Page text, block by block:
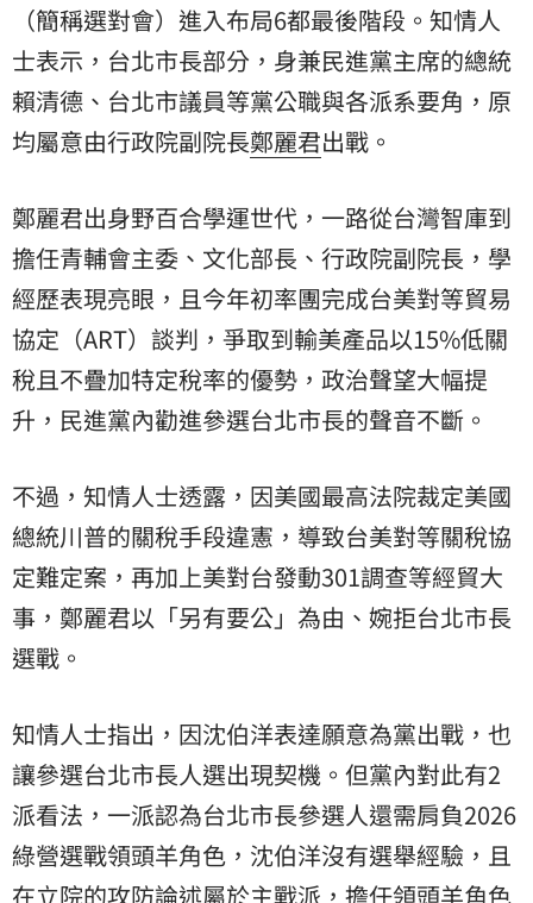
（簡稱選對會）進入布局6都最後階段。知情人
士表示，台北市長部分，身兼民進黨主席的總統
賴清德、台北市議員等黨公職與各派系要角，原
均屬意由行政院副院長鄭麗君出戰。
鄭麗君出身野百合學運世代，一路從台灣智庫到
擔任青輔會主委、文化部長、行政院副院長，學
經歷表現亮眼，且今年初率團完成台美對等貿易
協定（ART）談判，爭取到輸美產品以15%低關
稅且不疊加特定稅率的優勢，政治聲望大幅提
升，民進黨內勸進參選台北市長的聲音不斷。
不過，知情人士透露，因美國最高法院裁定美國
總統川普的關稅手段違憲，導致台美對等關稅協
定難定案，再加上美對台發動301調查等經貿大
事，鄭麗君以「另有要公」為由、婉拒台北市長
選戰。
知情人士指出，因沈伯洋表達願意為黨出戰，也
讓參選台北市長人選出現契機。但黨內對此有2
派看法，一派認為台北市長參選人還需肩負2026
綠營選戰領頭羊角色，沈伯洋沒有選舉經驗，且
在立院的攻防論述屬於主戰派，擔任領頭羊角色